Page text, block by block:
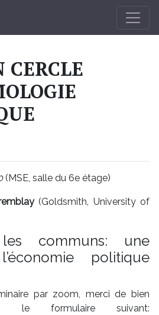
CERCLE
(MSE, salle du 6e étage)
(Goldsmith, University of
les communs: une
politique
par zoom, merci de bien
le formulaire suivant: